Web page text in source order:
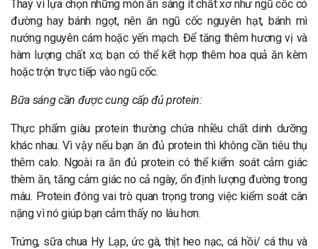
Thay vì lựa chọn những món ăn sáng ít chất xơ như ngũ cốc có
đường hay bánh ngọt, nên ăn ngũ cốc nguyên hạt, bánh mì
nướng nguyên cám hoặc yến mạch. Để tăng thêm hương vị và
hàm lượng chất xơ, bạn có thể kết hợp thêm hoa quả ăn kèm
hoặc trộn trực tiếp vào ngũ cốc.
Bữa sáng cần được cung cấp đủ protein:
Thực phẩm giàu protein thường chứa nhiều chất dinh dưỡng
khác nhau. Vì vậy nếu bạn ăn đủ protein thì không cần tiêu thụ
thêm calo. Ngoài ra ăn đủ protein có thể kiểm soát cảm giác
thèm ăn, tăng cảm giác no cả ngày, ổn định lượng đường trong
máu. Protein đóng vai trò quan trọng trong việc kiểm soát cân
nặng vì nó giúp bạn cảm thấy no lâu hơn.
Trứng, sữa chua Hy Lạp, ức gà, thịt heo nạc, cá hồi/ cá thu và